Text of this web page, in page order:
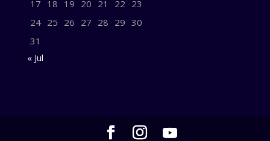
17 18 19 20 21 22 23
24 25 26 27 28 29 30
31
« Jul